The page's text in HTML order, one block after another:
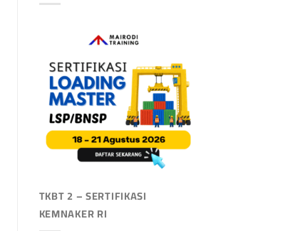
TKBT 2 – SERTIFIKASI
KEMNAKER RI